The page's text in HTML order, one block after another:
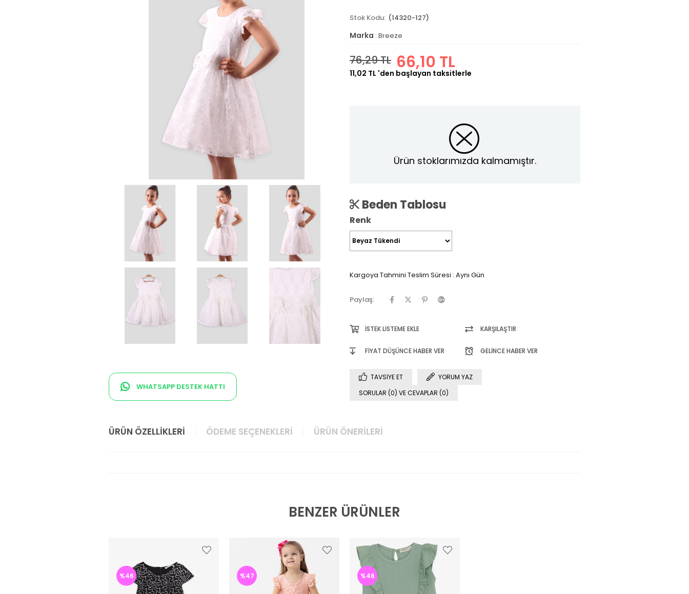
WHATSAPP DESTEK HATTI
(14320-127)
Marka : Breeze
76,29 TL 66,10 TL
11,02 TL 'den başlayan taksitlerle
Ürün stoklarımızda kalmamıştır.
Beden Tablosu
Renk
Kargoya Tahmini Teslim Süresi : Aynı Gün
Paylaş:
İSTEK LISTEME EKLE KARŞILAŞTIR
FIYAT DÜŞÜNCE HABER VER GELINCE HABER VER
TAVSIYE ET
YORUM YAZ
SORULAR (0) VE CEVAPLAR (0)
ÜRÜN ÖZELLIKLERI ÖDEME SEÇENEKLERI ÜRÜN ÖNERILERI
BENZER ÜRÜNLER
%46 %47 %46